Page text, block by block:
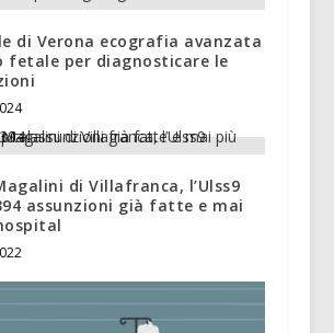
di Verona ecografia avanzata
fetale per diagnosticare le
di Villafranca, l’Ulss9
assunzioni già fatte e mai